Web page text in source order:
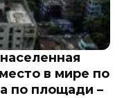
в мире по
по площади –